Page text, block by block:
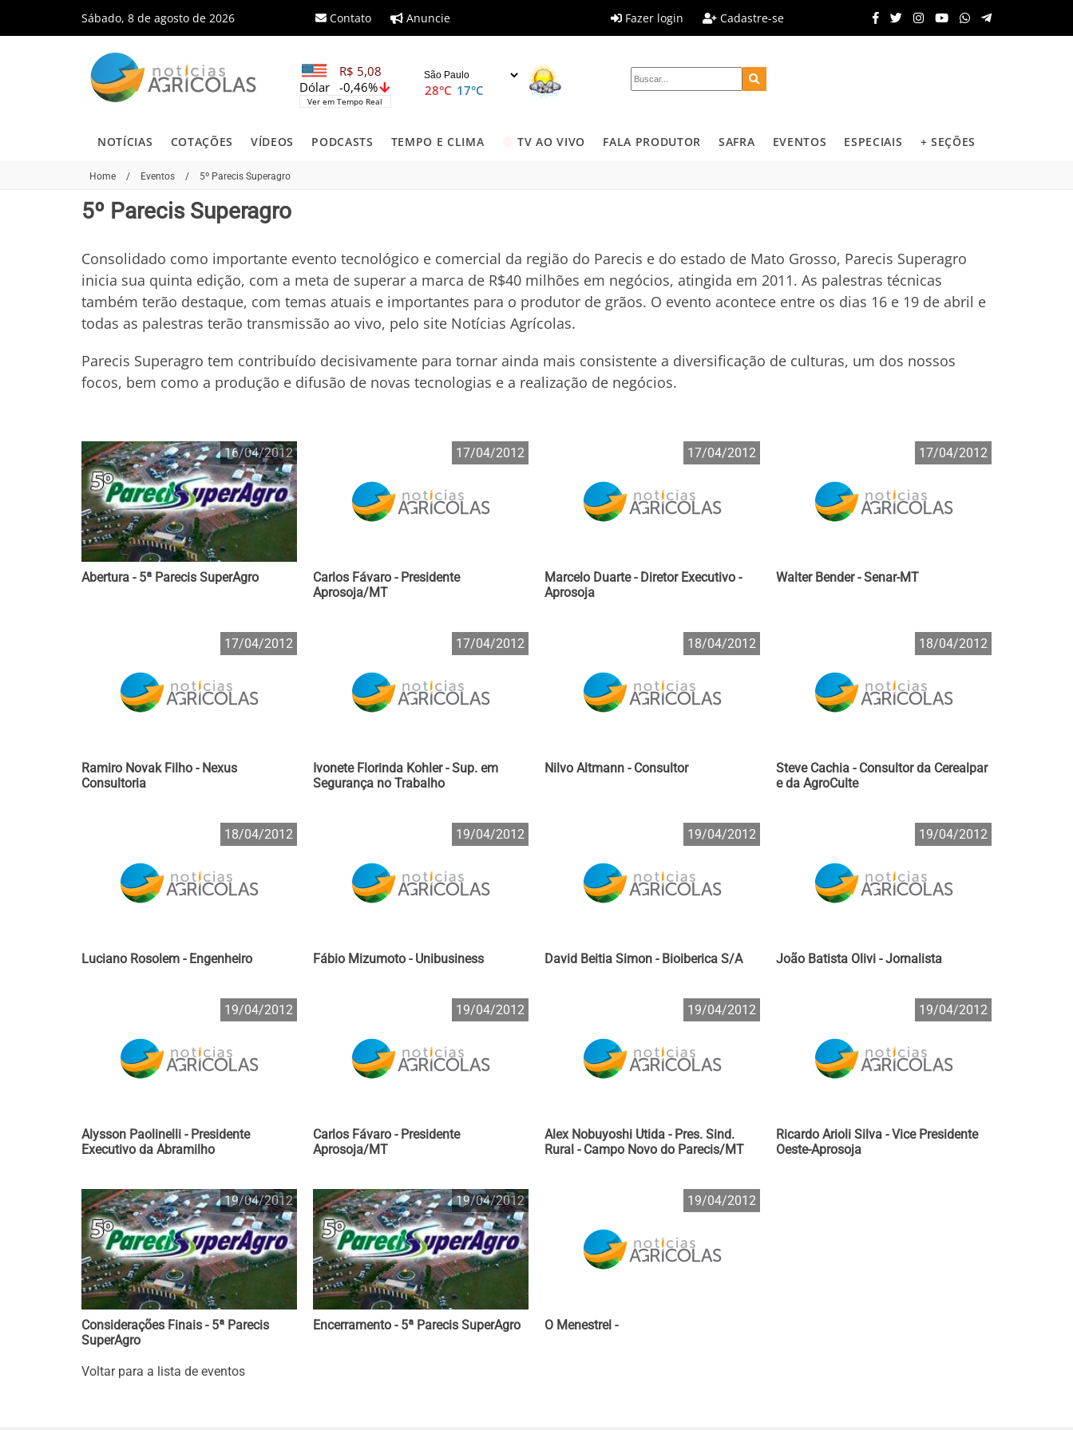
Sábado, 8 de agosto de 2026 Contato Anuncie Fazer login Cadastre-se
R$ 5,08
-0,46%
Dólar
Ver em Tempo Real
28°C 17°C
NOTÍCIAS COTAÇÕES VÍDEOS PODCASTS TEMPO E CLIMA TV AO VIVO FALA PRODUTOR SAFRA EVENTOS ESPECIAIS + SEÇÕES
Home / Eventos / 5º Parecis Superagro
5º Parecis Superagro
Consolidado como importante evento tecnológico e comercial da região do Parecis e do estado de Mato Grosso, Parecis Superagro
inicia sua quinta edição, com a meta de superar a marca de R$40 milhões em negócios, atingida em 2011. As palestras técnicas
também terão destaque, com temas atuais e importantes para o produtor de grãos. O evento acontece entre os dias 16 e 19 de abril e
todas as palestras terão transmissão ao vivo, pelo site Notícias Agrícolas.
Parecis Superagro tem contribuído decisivamente para tornar ainda mais consistente a diversificação de culturas, um dos nossos
focos, bem como a produção e difusão de novas tecnologias e a realização de negócios.
16/04/2012
Abertura - 5ª Parecis SuperAgro
17/04/2012
Carlos Fávaro - Presidente
Aprosoja/MT
17/04/2012
Marcelo Duarte - Diretor Executivo -
Aprosoja
17/04/2012
Walter Bender - Senar-MT
17/04/2012
Ramiro Novak Filho - Nexus
Consultoria
17/04/2012
Ivonete Florinda Kohler - Sup. em
Segurança no Trabalho
18/04/2012
Nilvo Altmann - Consultor
18/04/2012
Steve Cachia - Consultor da Cerealpar
e da AgroCulte
18/04/2012
Luciano Rosolem - Engenheiro
19/04/2012
Fábio Mizumoto - Unibusiness
19/04/2012
David Beitia Simon - Bioiberica S/A
19/04/2012
João Batista Olivi - Jornalista
19/04/2012
Alysson Paolinelli - Presidente
Executivo da Abramilho
19/04/2012
Carlos Fávaro - Presidente
Aprosoja/MT
19/04/2012
Alex Nobuyoshi Utida - Pres. Sind.
Rural - Campo Novo do Parecis/MT
19/04/2012
Ricardo Arioli Silva - Vice Presidente
Oeste-Aprosoja
19/04/2012
Considerações Finais - 5ª Parecis
SuperAgro
19/04/2012
Encerramento - 5ª Parecis SuperAgro
19/04/2012
O Menestrel -
Voltar para a lista de eventos